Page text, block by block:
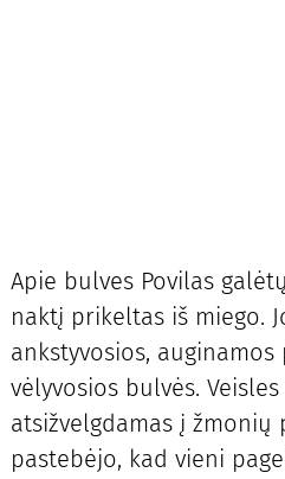
Apie bulves Povilas
naktį prikeltas iš miego.
ankstyvosios,
vėlyvosios bulvės.
atsižvelgdamas į žmonių
pastebėjo, kad vieni